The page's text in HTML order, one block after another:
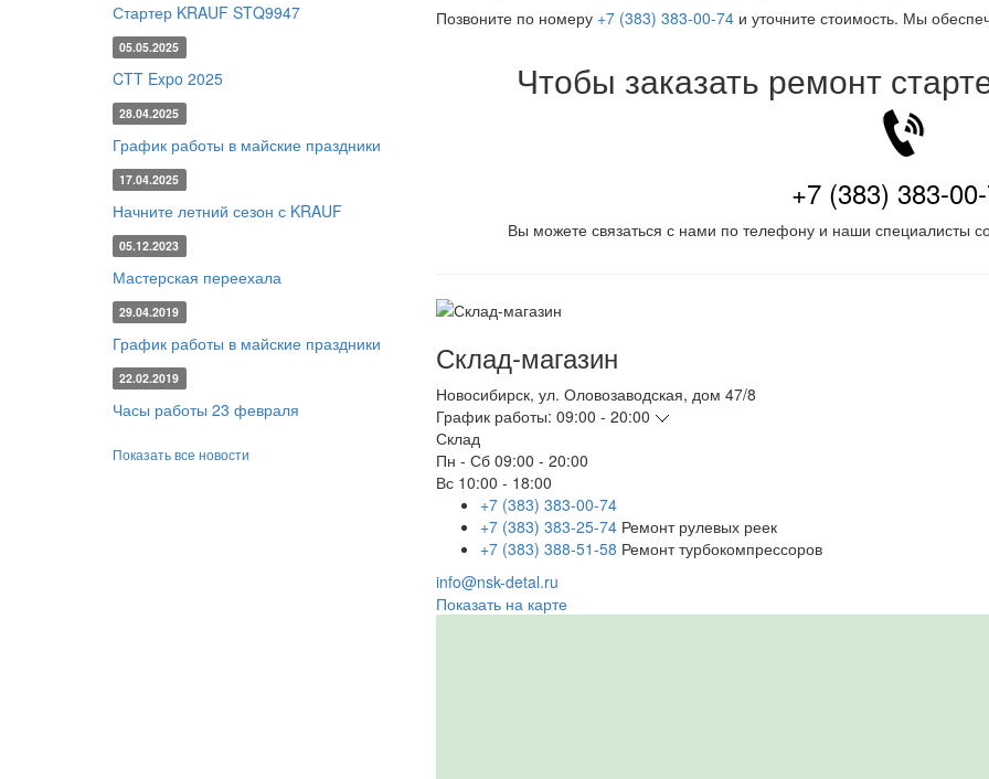
Стартер KRAUF STQ9947
05.05.2025
CTT Expo 2025
28.04.2025
График работы в майские праздники
17.04.2025
Начните летний сезон с KRAUF
05.12.2023
Мастерская переехала
29.04.2019
График работы в майские праздники
22.02.2019
Часы работы 23 февраля
Показать все новости
Позвоните по номеру +7 (383) 383-00-74и уточните стоимость. Мы
Чтобы заказать ремонт
+7 (383) 383-
Вы можете связаться с нами по телефону и наши специалисты
Склад-магазин
Новосибирск, ул. Оловозаводская, дом 47/8
График работы: 09:00 - 20:00
Склад
Пн - Сб 09:00 - 20:00
Вс 10:00 - 18:00
+7 (383) 383-00-74
+7 (383) 383-25-74 Ремонт рулевых реек
+7 (383) 388-51-58 Ремонт турбокомпрессоров
info@nsk-detal.ru
Показать на карте